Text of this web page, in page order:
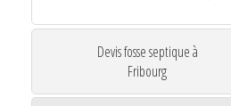
Devis fosse septique à
Fribourg